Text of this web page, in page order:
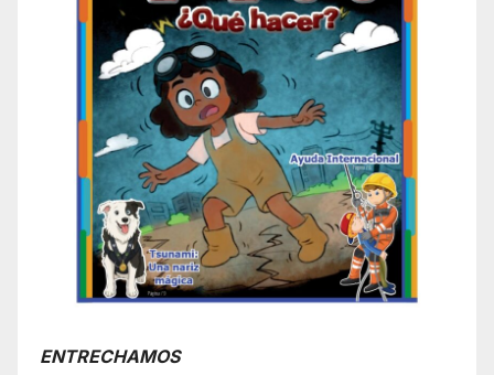
ENTRECHAMOS